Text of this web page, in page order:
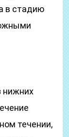
в стадию
нижних
течении,